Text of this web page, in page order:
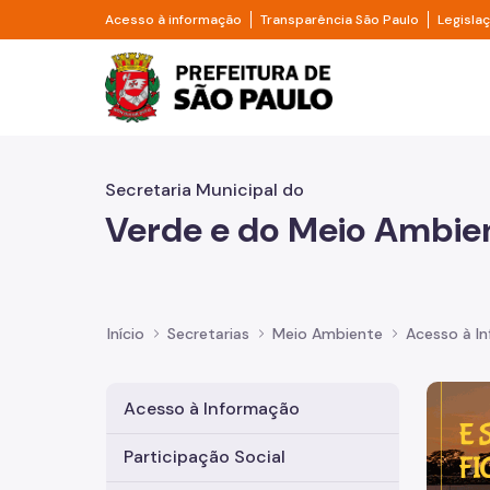
Pular para o Conteúdo principal
Acesso à informação Divisor de acesso à informação
Transparência São Paulo Divisor
Prefeitura de São
Secretaria Municipal do
Verde e do Meio
Início Secretarias Meio Ambiente Acesso à
Acesso à Informação
Participação Social